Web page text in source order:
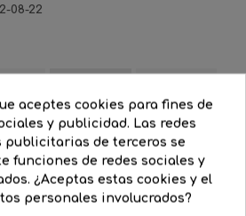
08-22
protección
‹ ›
aceptes cookies para fines de
y publicidad. Las redes
publicitarias de terceros se
funciones de redes sociales y
¿Aceptas estas cookies y el
personales involucrados?